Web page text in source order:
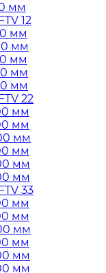
мм
12
мм
мм
мм
мм
мм
22
мм
мм
мм
мм
мм
мм
33
мм
мм
мм
мм
мм
мм